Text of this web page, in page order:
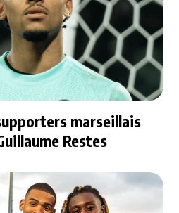
marseillais
Restes